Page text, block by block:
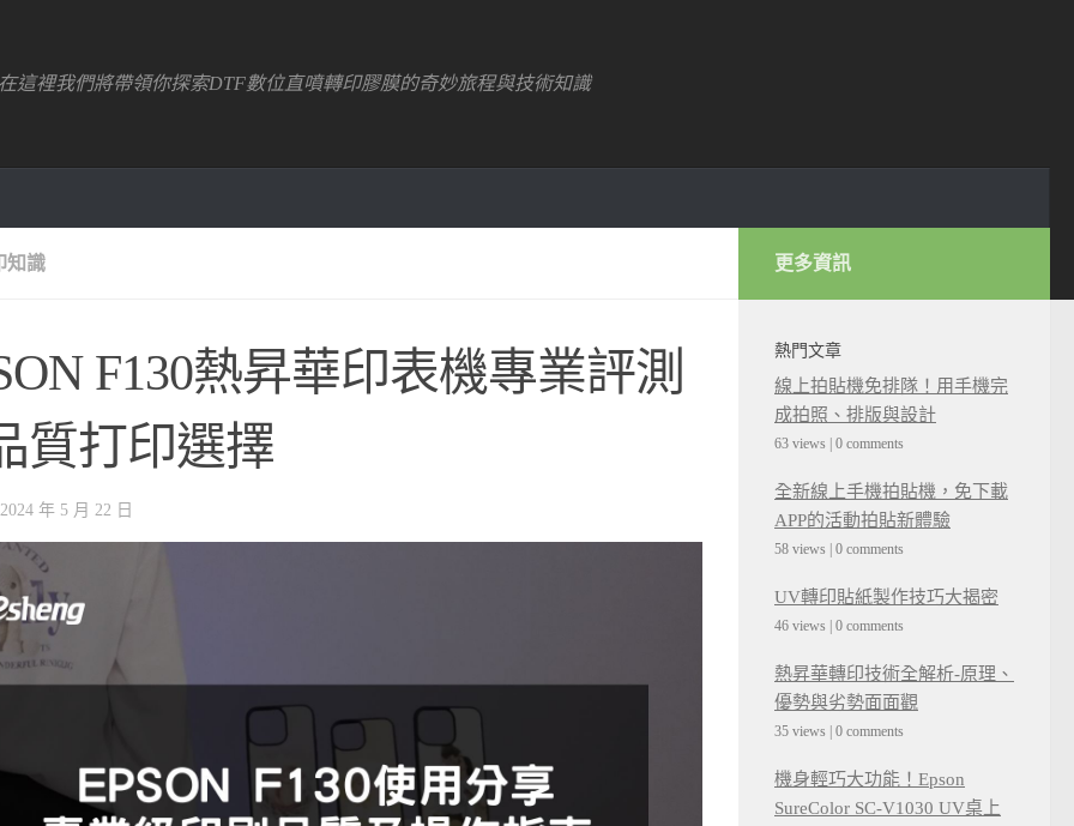
這裡我們將帶領你探索DTF數位直噴轉印膠膜的奇妙旅程與技術知識
知識
F130熱昇華印表機專業評測
質打印選擇
2024 年 5 月 22 日
更多資訊
熱門文章
線上拍貼機免排隊！用手機完
成拍照、排版與設計
63 views 0 comments
全新線上手機拍貼機，免下載
APP的活動拍貼新體驗
58 views 0 comments
UV轉印貼紙製作技巧大揭密
46 views 0 comments
熱昇華轉印技術全解析-原理、
優勢與劣勢面面觀
35 views 0 comments
機身輕巧大功能！Epson
SureColor SC-V1030 UV桌上